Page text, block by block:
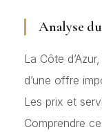
Analyse
La Côte
d’une offre
Les prix et
Comprendre